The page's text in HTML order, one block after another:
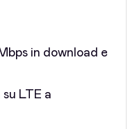
in download e
LTE a